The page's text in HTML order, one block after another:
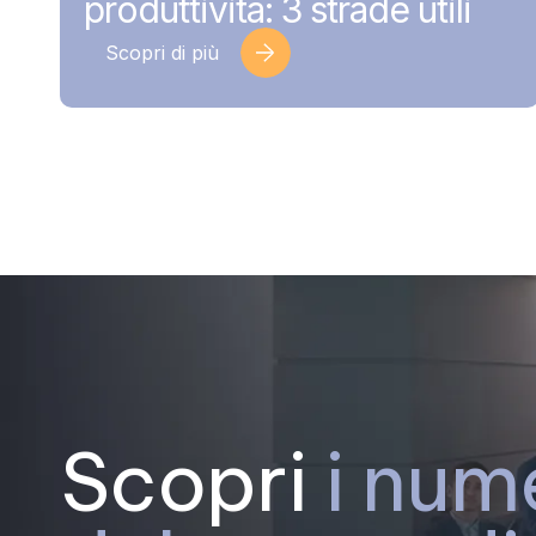
produttività: 3 strade utili
Scopri di più
Scopri i